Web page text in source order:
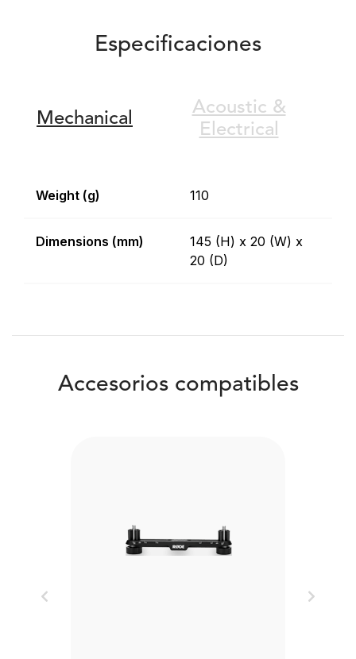
Especificaciones
Mechanical
Acoustic &
Electrical
Weight (g) 110
Dimensions (mm)
145 (H) x 20 (W) x
20 (D)
Accesorios compatibles
Previous Next